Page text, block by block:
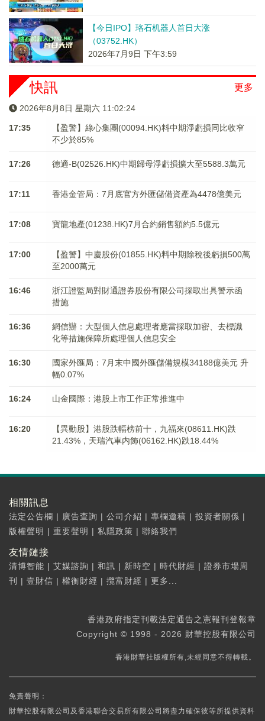
【今日IPO】珞石机器人首日大涨
（03752.HK）
2026年7月9日 下午3:59
更多
快訊
2026年8月8日 星期六 11:02:24
17:35
【盈警】綠心集團(00094.HK)料中期淨虧損同比收窄
不少於85%
17:26 德適-B(02526.HK)中期歸母淨虧損擴大至5588.3萬元
17:11 香港金管局：7月底官方外匯儲備資產為4478億美元
17:08 寶龍地產(01238.HK)7月合約銷售額約5.5億元
17:00
【盈警】中慶股份(01855.HK)料中期除稅後虧損500萬
至2000萬元
16:46
浙江證監局對財通證券股份有限公司採取出具警示函
措施
16:36
網信辦：大型個人信息處理者應當採取加密、去標識
化等措施保障所處理個人信息安全
16:30
國家外匯局：7月末中國外匯儲備規模34188億美元 升
幅0.07%
16:24 山金國際：港股上市工作正常推進中
16:20
【異動股】港股跌幅榜前十，九福來(08611.HK)跌
21.43%，天瑞汽車内飾(06162.HK)跌18.44%
相關訊息
法定公告欄 | 廣告查詢 | 公司介紹 | 專欄邀稿 | 投資者關係 |
版權聲明 | 重要聲明 | 私隱政策 | 聯絡我們
友情鏈接
清博智能 | 艾媒諮詢 | 和訊 | 新時空 | 時代財經 | 證券市場周
刊
| 壹財信 | 權衡財經 | 攬富財經 | 更多...
香港政府指定刊載法定通告之憲報刊登報章
Copyright © 1998 - 2026 財華控股有限公司
香港財華社版權所有,未經同意不得轉載。
免責聲明：
財華控股有限公司及香港聯合交易所有限公司將盡力確保彼等所提供資料